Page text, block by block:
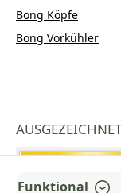
Bong Köpfe
Bong Vorkühler
Funktional